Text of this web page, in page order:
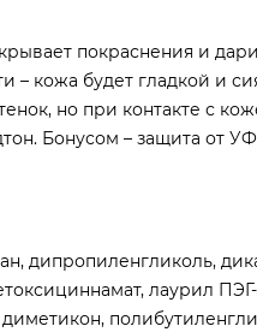
покраснения и
– кожа будет гладкой и
но при контакте с
Бонусом – защита от
дипропиленгликоль,
лаурил